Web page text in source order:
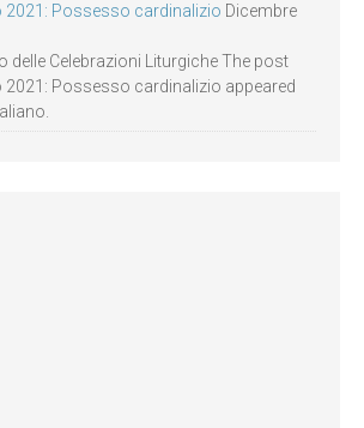
2021: Possesso cardinalizio Dicembre
delle Celebrazioni Liturgiche The post
2021: Possesso cardinalizio appeared